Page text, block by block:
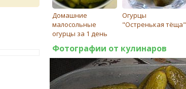
Домашние
малосольные
огурцы за 1 день
Огурцы
"Остренькая тёща"
Фотографии от кулинаров